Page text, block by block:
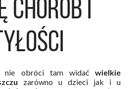
chorób i
nie obróci tam widać wielkie
zarówno u dzieci jak i u